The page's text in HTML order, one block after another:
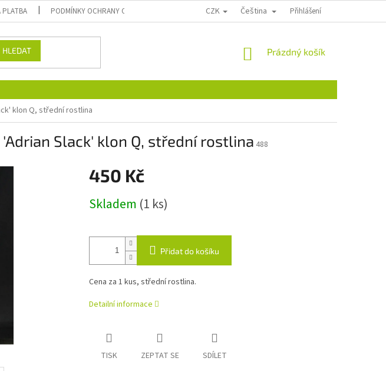
PLATBA PODMÍNKY OCHRANY OSOBNÍCH ÚDAJŮ KONTAKTY REKLAMACE A VRÁCENÍ
CZK Čeština Přihlášení
HLEDAT
NÁKUPNÍ
Prázdný košík
klon Q, střední rostlina
Slack' klon Q, střední rostlina 488
450 Kč
cena:
Skladem (1 ks)
Přidat do košíku
Cena za 1 kus, střední rostlina.
Detailní informace
TISK ZEPTAT SE SDÍLET